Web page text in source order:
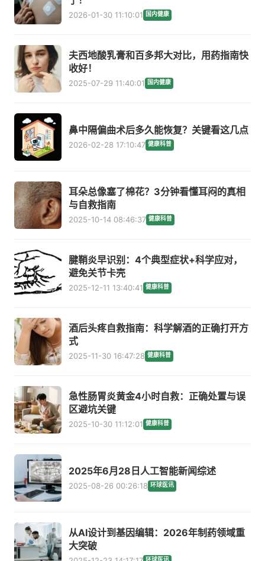
2026-01-30 11:10:01 国内健康
夫西地酸乳膏和百多邦大对比，用药指南快
收好！
2025-07-29 11:40:01 国内健康
鼻中隔偏曲术后多久能恢复？关键看这几点
2026-02-28 17:10:47 健康科普
耳朵总像塞了棉花？3分钟看懂耳闷的真相
与自救指南
2025-10-14 08:46:37 健康科普
腱鞘炎早识别：4个典型症状+科学应对，
避免关节卡壳
2025-12-11 13:40:41 健康科普
酒后头疼自救指南：科学解酒的正确打开方
式
2025-11-30 16:47:28 健康科普
急性肠胃炎黄金4小时自救：正确处置与误
区避坑关键
2025-10-30 11:12:01 健康科普
2025年6月28日人工智能新闻综述
2025-08-26 00:26:18 环球医讯
从AI设计到基因编辑：2026年制药领域重
大突破
环球医讯